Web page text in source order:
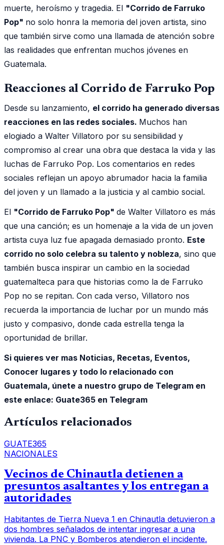
muerte, heroísmo y tragedia. El "Corrido de Farruko
Pop" no solo honra la memoria del joven artista, sino
que también sirve como una llamada de atención sobre
las realidades que enfrentan muchos jóvenes en
Guatemala.
Reacciones al Corrido de Farruko Pop
Desde su lanzamiento, el corrido ha generado diversas
reacciones en las redes sociales. Muchos han
elogiado a Walter Villatoro por su sensibilidad y
compromiso al crear una obra que destaca la vida y las
luchas de Farruko Pop. Los comentarios en redes
sociales reflejan un apoyo abrumador hacia la familia
del joven y un llamado a la justicia y al cambio social.
El "Corrido de Farruko Pop" de Walter Villatoro es más
que una canción; es un homenaje a la vida de un joven
artista cuya luz fue apagada demasiado pronto. Este
corrido no solo celebra su talento y nobleza, sino que
también busca inspirar un cambio en la sociedad
guatemalteca para que historias como la de Farruko
Pop no se repitan. Con cada verso, Villatoro nos
recuerda la importancia de luchar por un mundo más
justo y compasivo, donde cada estrella tenga la
oportunidad de brillar.
Si quieres ver mas Noticias, Recetas, Eventos,
Conocer lugares y todo lo relacionado con
Guatemala, únete a nuestro grupo de Telegram en
este enlace: Guate365 en Telegram
Artículos relacionados
GUATE365
NACIONALES
Vecinos de Chinautla detienen a
presuntos asaltantes y los entregan a
autoridades
Habitantes de Tierra Nueva 1 en Chinautla detuvieron a
dos hombres señalados de intentar ingresar a una
vivienda. La PNC y Bomberos atendieron el incidente.